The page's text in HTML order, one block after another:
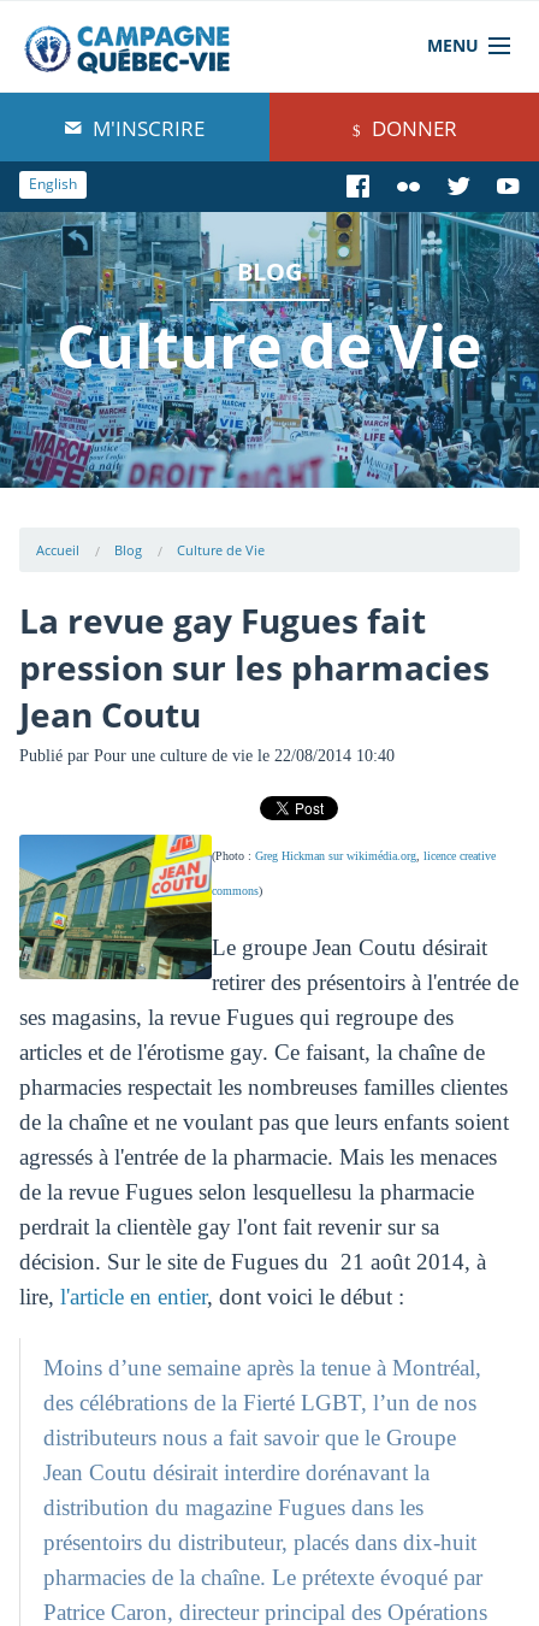
MENU
À propos de nous
Blog
Comprendre
Agir
Boutique
M'INSCRIRE DONNER
English
BLOG
Culture de Vie
Accueil Blog Culture de Vie
La revue gay Fugues fait
pression sur les pharmacies
Jean Coutu
Publié par Pour une culture de viele 22/08/2014 10:40
(Photo : Greg Hickman sur wikimédia.org, licence creative
commons)
Le groupe Jean Coutu désirait
retirer des présentoirs à l'entrée de
ses magasins, la revue Fugues qui regroupe des
articles et de l'érotisme gay. Ce faisant, la chaîne de
pharmacies respectait les nombreuses familles clientes
de la chaîne et ne voulant pas que leurs enfants soient
agressés à l'entrée de la pharmacie. Mais les menaces
de la revue Fugues selon lesquellesu la pharmacie
perdrait la clientèle gay l'ont fait revenir sur sa
décision. Sur le site de Fugues du 21 août 2014, à
lire, l'article en entier, dont voici le début :
Moins d’une semaine après la tenue à Montréal,
des célébrations de la Fierté LGBT, l’un de nos
distributeurs nous a fait savoir que le Groupe
Jean Coutu désirait interdire dorénavant la
distribution du magazine Fugues dans les
présentoirs du distributeur, placés dans dix-huit
pharmacies de la chaîne. Le prétexte évoqué par
Patrice Caron, directeur principal des Opérations